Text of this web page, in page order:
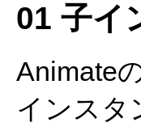
01 子イ
Animate
インスタ